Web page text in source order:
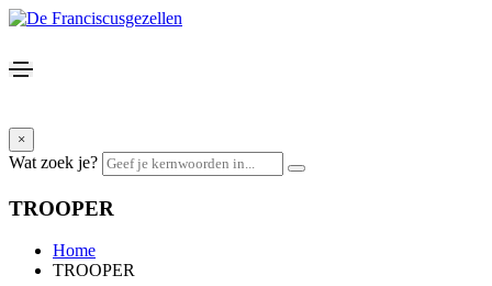
×
Wat zoek je?
TROOPER
Home
TROOPER